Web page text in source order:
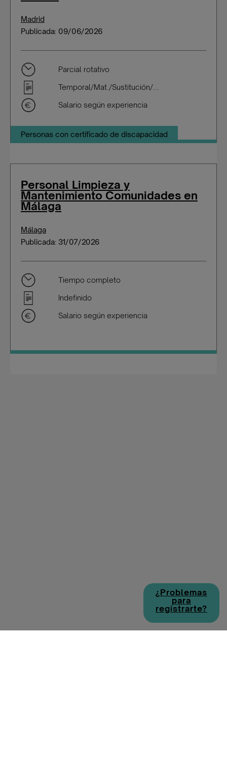
Madrid
Publicada: 09/06/2026
Parcial rotativo
Temporal/Mat./Sustitución/...
Salario según experiencia
Personas con certificado de discapacidad
Personal Limpieza y
Mantenimiento Comunidades en
Málaga
Málaga
Publicada: 31/07/2026
Tiempo completo
Indefinido
Salario según experiencia
¿Problemas
para
registrarte?